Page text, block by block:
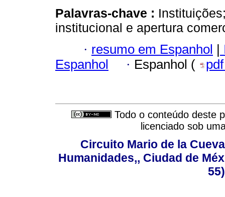
Palavras-chave :
institucional e apertura
· resumo em Espanhol |
Espanhol
· Espanhol (
Todo o conteúdo deste
licenciado sob
Circuito Mario de la
Humanidades,, Ciudad de